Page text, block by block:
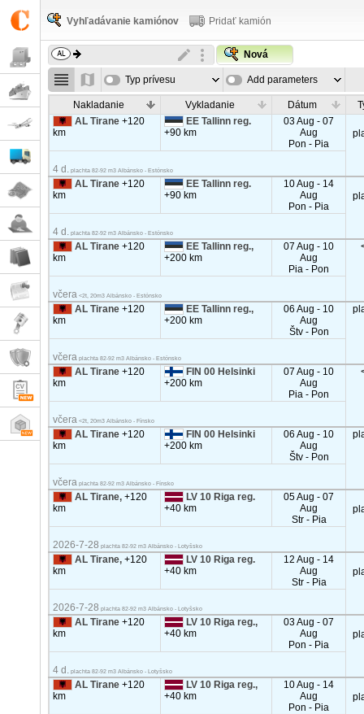
Vyhľadávanie kamiónov Pridať kamión
Nová
Typ prívesu Add parameters
Nakladanie Vykladanie Dátum
AL Tirane+120
km
EE Tallinn reg.
+90 km
03 Aug - 07
Aug
Pon - Pia
4 d. plachta 82-92 m3 Albánsko - Estónsko
AL Tirane+120
km
EE Tallinn reg.
+90 km
10 Aug - 14
Aug
Pon - Pia
4 d. plachta 82-92 m3 Albánsko - Estónsko
AL Tirane+120
km
EE Tallinn reg.,
+200 km
07 Aug - 10
Aug
Pia - Pon
včera <2t, 20m3 Albánsko - Estónsko
AL Tirane+120
km
EE Tallinn reg.,
+200 km
06 Aug - 10
Aug
Štv - Pon
včera plachta 82-92 m3 Albánsko - Estónsko
AL Tirane+120
km
FIN 00 Helsinki
+200 km
07 Aug - 10
Aug
Pia - Pon
včera <2t, 20m3 Albánsko - Fínsko
AL Tirane+120
km
FIN 00 Helsinki
+200 km
06 Aug - 10
Aug
Štv - Pon
včera plachta 82-92 m3 Albánsko - Fínsko
AL Tirane,+120
km
LV 10 Riga reg.
+40 km
05 Aug - 07
Aug
Str - Pia
2026-7-28 plachta 82-92 m3 Albánsko - Lotyšsko
AL Tirane,+120
km
LV 10 Riga reg.
+40 km
12 Aug - 14
Aug
Str - Pia
2026-7-28 plachta 82-92 m3 Albánsko - Lotyšsko
AL Tirane+120
km
LV 10 Riga reg.,
+40 km
03 Aug - 07
Aug
Pon - Pia
4 d. plachta 82-92 m3 Albánsko - Lotyšsko
AL Tirane+120
km
LV 10 Riga reg.,
+40 km
10 Aug - 14
Aug
Pon - Pia